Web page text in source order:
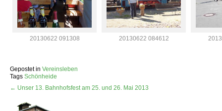
20130622 091308 20130622 084612
Gepostet in Vereinsleben
Tags Schönheide
← Unser 13. Bahnhofsfest am 25. und 26. Mai 2013